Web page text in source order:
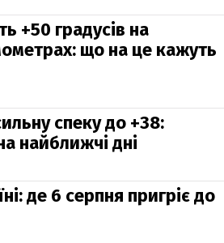
+50 градусів на
що на це кажуть
спеку до +38:
найближчі дні
де 6 серпня пригріє до